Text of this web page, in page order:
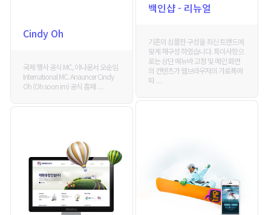
Cindy Oh
국제 행사 공식 MC, 아나운서 오순임
International MC. Anauncer Cindy
Oh (Oh soon im) 공식 홈페 . . .
백인샵 - 리뉴얼
기존의 심플한 구성을 최신 트랜드에
맞게 재구성 하였습니다. 특이사항으
로는 상단 메뉴바 고정 및 메인 화면
의 컨텐츠가 웹브라우저의 가로폭에
따 . . .